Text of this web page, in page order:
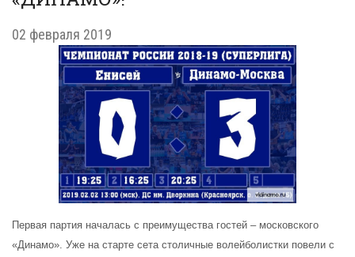
02 февраля 2019
Первая партия началась с преимущества гостей – московского
«Динамо». Уже на старте сета столичные волейболистки повели с